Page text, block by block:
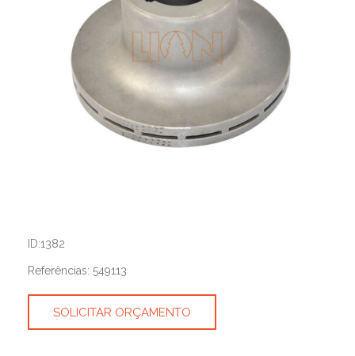
ID:1382
Referências: 549113
SOLICITAR ORÇAMENTO